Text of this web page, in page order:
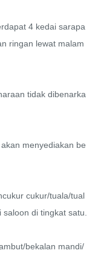
4 kedai sarapa
ringan lewat malam
tidak dibenarka
menyediakan be
cukur/tuala/tual
di tingkat satu.
bekalan mandi/